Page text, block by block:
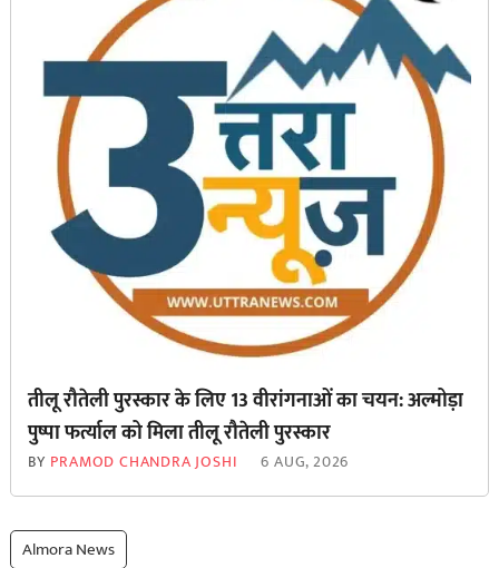
तीलू रौतेली पुरस्कार के लिए 13 वीरांगनाओं का चयन: अल्मोड़ा
पुष्पा फर्त्याल को मिला तीलू रौतेली पुरस्कार
BY PRAMOD CHANDRA JOSHI 6 AUG, 2026
Almora News